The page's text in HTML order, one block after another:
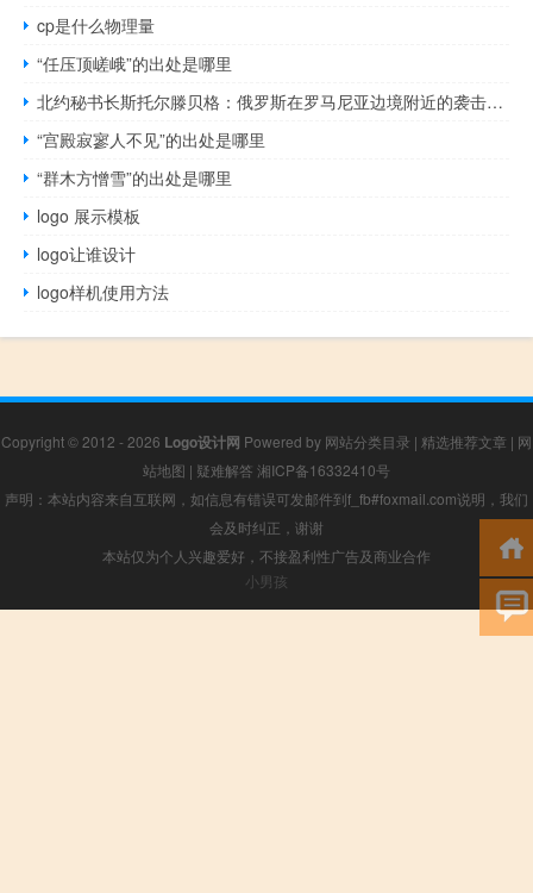
cp是什么物理量
“任压顶嵯峨”的出处是哪里
北约秘书长斯托尔滕贝格：俄罗斯在罗马尼亚边境附近的袭击是鲁莽的且破坏稳定
“宫殿寂寥人不见”的出处是哪里
“群木方憎雪”的出处是哪里
logo 展示模板
logo让谁设计
logo样机使用方法
Copyright © 2012 - 2026 Logo设计网 Powered by 网站分类目录 | 精选推荐文章 | 网
站地图 | 疑难解答 湘ICP备16332410号
声明：本站内容来自互联网，如信息有错误可发邮件到f_fb#foxmail.com说明，我们
会及时纠正，谢谢
本站仅为个人兴趣爱好，不接盈利性广告及商业合作
小男孩